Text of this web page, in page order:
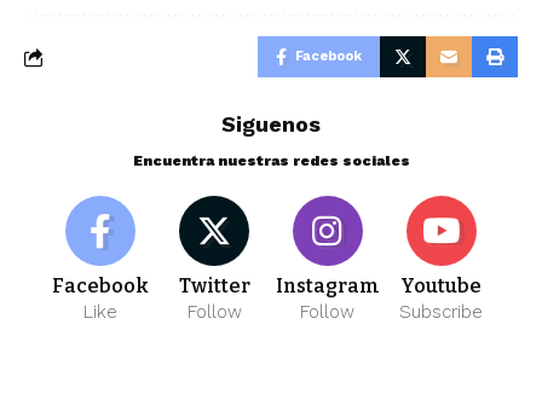
Facebook
Siguenos
Encuentra nuestras redes sociales
Facebook
Like
Twitter
Follow
Instagram
Follow
Youtube
Subscribe